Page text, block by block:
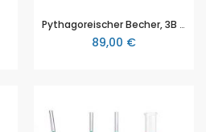
Pythagoreischer Becher, 3B Scientific
89,00 €